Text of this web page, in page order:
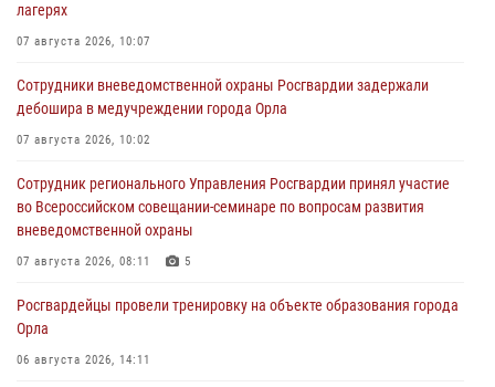
лагерях
07 августа 2026, 10:07
Сотрудники вневедомственной охраны Росгвардии задержали
дебошира в медучреждении города Орла
07 августа 2026, 10:02
Сотрудник регионального Управления Росгвардии принял участие
во Всероссийском совещании-семинаре по вопросам развития
вневедомственной охраны
07 августа 2026, 08:11 5
Росгвардейцы провели тренировку на объекте образования города
Орла
06 августа 2026, 14:11